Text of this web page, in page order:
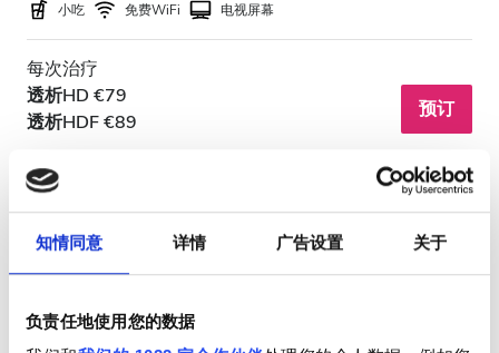
知情同意 详情 广告设置 关于
负责任地使用您的数据
小吃
免费WiFi
电视屏幕
小吃 免费WiFi 电视屏幕
每次治疗
透析HD €79
透析HDF €89
预订